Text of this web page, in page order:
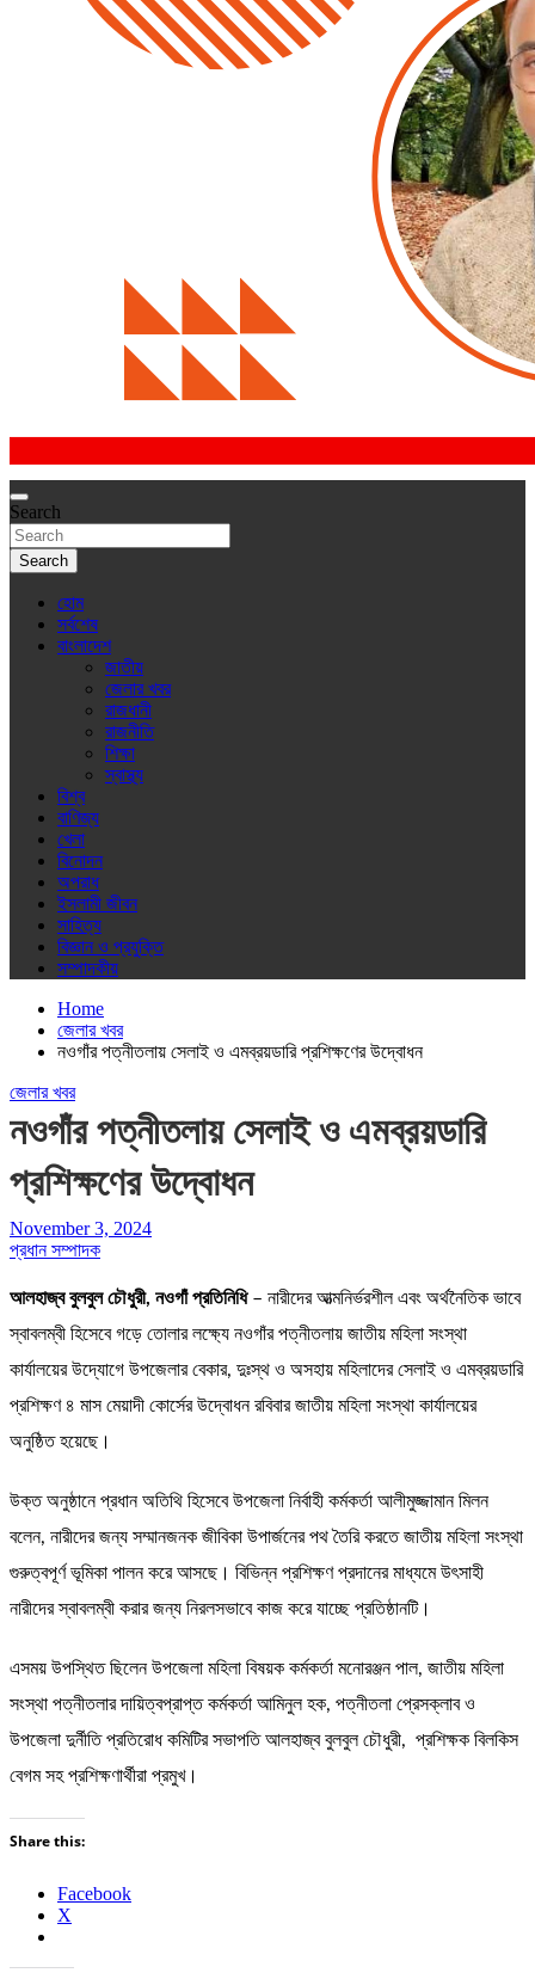
Search
Search
হোম
সর্বশেষ
বাংলাদেশ
জাতীয়
জেলার খবর
রাজধানী
রাজনীতি
শিক্ষা
স্বাস্থ্য
বিশ্ব
বাণিজ্য
খেলা
বিনোদন
অপরাধ
ইসলামী জীবন
সাহিত্য
বিজ্ঞান ও প্রযুক্তি
সম্পাদকীয়
Home
জেলার খবর
নওগাঁর পত্নীতলায় সেলাই ও এমব্রয়ডারি প্রশিক্ষণের উদ্বোধন
জেলার খবর
নওগাঁর পত্নীতলায় সেলাই ও এমব্রয়ডারি
প্রশিক্ষণের উদ্বোধন
November 3, 2024
প্রধান সম্পাদক
আলহাজ্ব বুলবুল চৌধুরী, নওগাঁ প্রতিনিধি – নারীদের আত্মনির্ভরশীল এবং অর্থনৈতিক ভাবে
স্বাবলম্বী হিসেবে গড়ে তোলার লক্ষ্যে নওগাঁর পত্নীতলায় জাতীয় মহিলা সংস্থা
কার্যালয়ের উদ্যোগে উপজেলার বেকার, দুঃস্থ ও অসহায় মহিলাদের সেলাই ও এমব্রয়ডারি
প্রশিক্ষণ ৪ মাস মেয়াদী কোর্সের উদ্বোধন রবিবার জাতীয় মহিলা সংস্থা কার্যালয়ের
অনুষ্ঠিত হয়েছে।
উক্ত অনুষ্ঠানে প্রধান অতিথি হিসেবে উপজেলা নির্বাহী কর্মকর্তা আলীমুজ্জামান মিলন
বলেন, নারীদের জন্য সম্মানজনক জীবিকা উপার্জনের পথ তৈরি করতে জাতীয় মহিলা সংস্থা
গুরুত্বপূর্ণ ভূমিকা পালন করে আসছে। বিভিন্ন প্রশিক্ষণ প্রদানের মাধ্যমে উৎসাহী
নারীদের স্বাবলম্বী করার জন্য নিরলসভাবে কাজ করে যাচ্ছে প্রতিষ্ঠানটি।
এসময় উপস্থিত ছিলেন উপজেলা মহিলা বিষয়ক কর্মকর্তা মনোরঞ্জন পাল, জাতীয় মহিলা
সংস্থা পত্নীতলার দায়িত্বপ্রাপ্ত কর্মকর্তা আমিনুল হক, পত্নীতলা প্রেসক্লাব ও
উপজেলা দুর্নীতি প্রতিরোধ কমিটির সভাপতি আলহাজ্ব বুলবুল চৌধুরী, প্রশিক্ষক বিলকিস
বেগম সহ প্রশিক্ষণার্থীরা প্রমুখ।
Share this:
Facebook
X